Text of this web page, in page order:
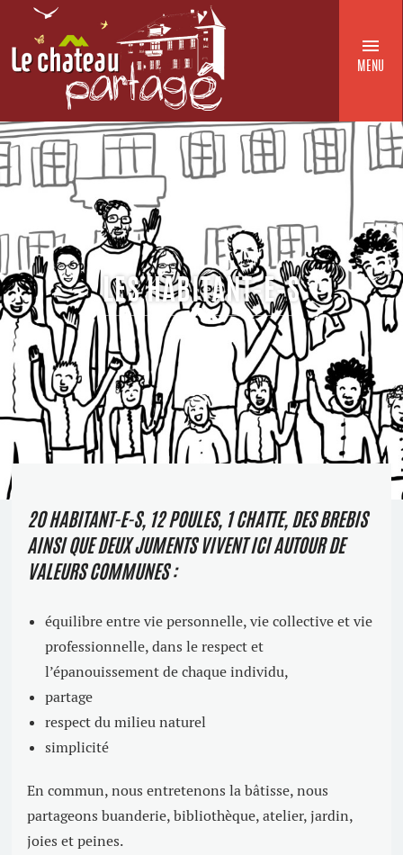
MENU
LES HABITANT-E-S
20 HABITANT-E-S, 12 POULES, 1 CHATTE, DES BREBIS
AINSI QUE DEUX JUMENTS VIVENT ICI AUTOUR DE
VALEURS COMMUNES :
équilibre entre vie personnelle, vie collective et vie
professionnelle, dans le respect et
l’épanouissement de chaque individu,
partage
respect du milieu naturel
simplicité
En commun, nous entretenons la bâtisse, nous
partageons buanderie, bibliothèque, atelier, jardin,
joies et peines.